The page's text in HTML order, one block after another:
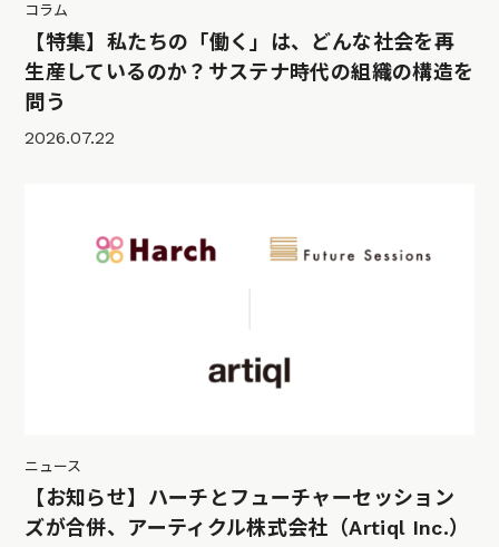
コラム
【特集】私たちの「働く」は、どんな社会を再
生産しているのか？サステナ時代の組織の構造を
問う
2026.07.22
ニュース
【お知らせ】ハーチとフューチャーセッション
ズが合併、アーティクル株式会社（Artiql Inc.）